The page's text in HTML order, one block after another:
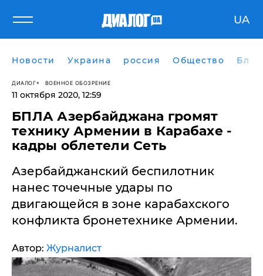
UA
Новости Украина россия Общество
ДИАЛОГ ВОЕННОЕ ОБОЗРЕНИЕ
11 октября 2020, 12:59
БПЛА Азербайджана громят
технику Армении в Карабахе -
кадры облетели Сеть
Азербайджанский беспилотник
нанес точечные удары по
двигающейся в зоне карабахского
конфликта бронетехнике Армении.
Автор: Журналист